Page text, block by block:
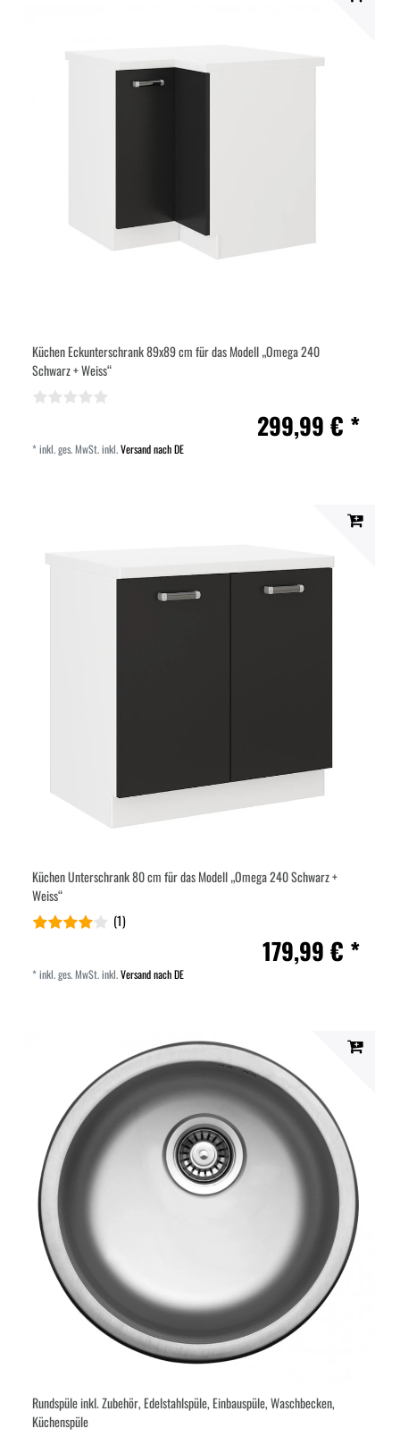
Küchen Eckunterschrank 89x89 cm für das Modell „Omega 240
Schwarz + Weiss“
299,99 € *
*inkl. ges. MwSt.inkl.Versand nach DE
Küchen Unterschrank 80 cm für das Modell „Omega 240 Schwarz +
Weiss“
(1)
179,99 € *
*inkl. ges. MwSt.inkl.Versand nach DE
Rundspüle inkl. Zubehör, Edelstahlspüle, Einbauspüle, Waschbecken,
Küchenspüle